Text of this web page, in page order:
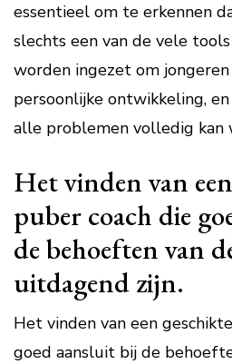
essentieel om te erkennen
slechts een van de vele
worden ingezet om
persoonlijke ontwikkeling,
alle problemen volledig kan
Het vinden van
puber coach die
de behoeften van
uitdagend zijn.
Het vinden van een
goed aansluit bij de